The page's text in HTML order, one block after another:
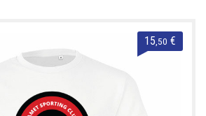
Equipements
15 ,50 €